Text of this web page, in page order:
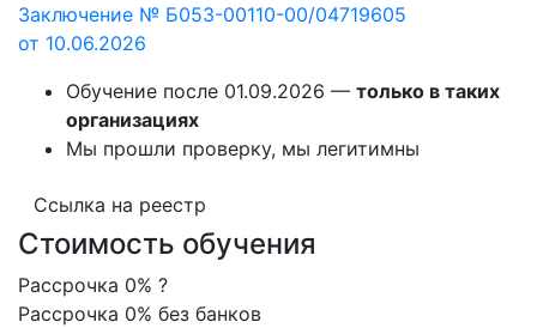
Заключение № Б053-00110-00/04719605
от 10.06.2026
Обучение после 01.09.2026 — только в таких
организациях
Мы прошли проверку, мы легитимны
Ссылка на реестр
Стоимость обучения
Рассрочка 0% ?
Рассрочка 0% без банков